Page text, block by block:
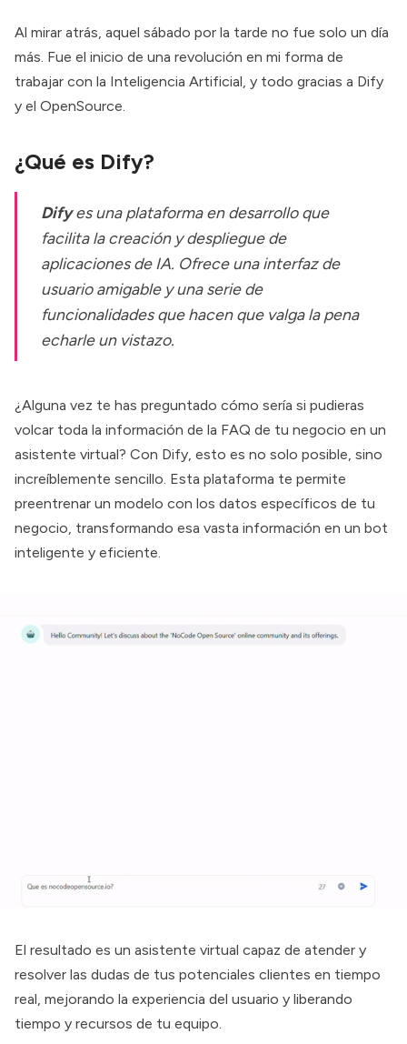
Al mirar atrás, aquel sábado por la tarde no fue solo un día
más. Fue el inicio de una revolución en mi forma de
trabajar con la Inteligencia Artificial, y todo gracias a Dify
y el OpenSource.
¿Qué es Dify?
Difyes una plataforma en desarrollo que
facilita la creación y despliegue de
aplicaciones de IA. Ofrece una interfaz de
usuario amigable y una serie de
funcionalidades que hacen que valga la pena
echarle un vistazo.
¿Alguna vez te has preguntado cómo sería si pudieras
volcar toda la información de la FAQ de tu negocio en un
asistente virtual? Con Dify, esto es no solo posible, sino
increíblemente sencillo. Esta plataforma te permite
preentrenar un modelo con los datos específicos de tu
negocio, transformando esa vasta información en un bot
inteligente y eficiente.
El resultado es un asistente virtual capaz de atender y
resolver las dudas de tus potenciales clientes en tiempo
real, mejorando la experiencia del usuario y liberando
tiempo y recursos de tu equipo.